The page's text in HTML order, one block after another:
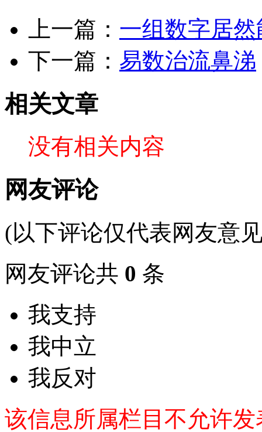
上一篇： 一组数字居
下一篇： 易数治流鼻涕
相关文章
没有相关内容
网友评论
(以下评论仅代表网友意
网友评论共 0 条
我支持
我中立
我反对
该信息所属栏目不允许